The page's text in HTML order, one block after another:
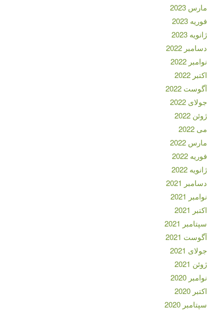
مارس 2023
فوریه 2023
ژانویه 2023
دسامبر 2022
نوامبر 2022
اکتبر 2022
آگوست 2022
جولای 2022
ژوئن 2022
می 2022
مارس 2022
فوریه 2022
ژانویه 2022
دسامبر 2021
نوامبر 2021
اکتبر 2021
سپتامبر 2021
آگوست 2021
جولای 2021
ژوئن 2021
نوامبر 2020
اکتبر 2020
سپتامبر 2020